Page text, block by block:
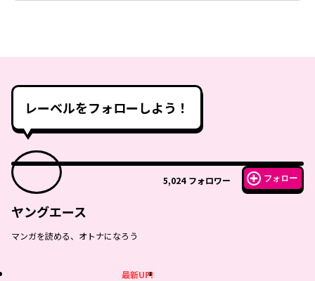
レーベルをフォローしよう！
5,024 フォロワー フォロー
ヤングエース
マンガを読める、オトナになろう
最新UP!